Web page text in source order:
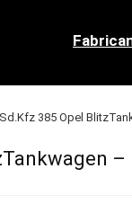
385 Opel
–